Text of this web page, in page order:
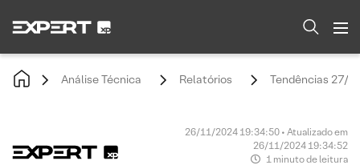
Análise Técnica Relatórios Tendências 27/
26/11/2024 19:34:50 • Atualizado em
26/11/2024 19:34:52
1 minuto de leitura